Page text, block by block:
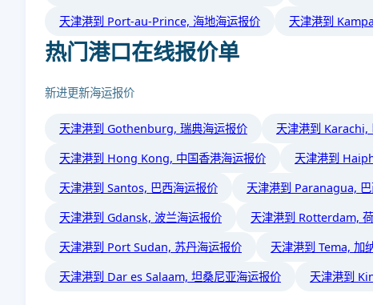
天津港到 Port-au-Prince, 海地海运报价
天津港到
热门港口在线报价单
新进更新海运报价
天津港到 Gothenburg, 瑞典海运报价 天津港到 Karachi,
天津港到 Hong Kong, 中国香港海运报价
天津港到
天津港到 Santos, 巴西海运报价
天津港到 Paranagua,
天津港到 Gdansk, 波兰海运报价
天津港到 Rotterdam,
天津港到 Port Sudan, 苏丹海运报价
天津港到 Tema, 加
天津港到 Dar es Salaam, 坦桑尼亚海运报价
天津港到